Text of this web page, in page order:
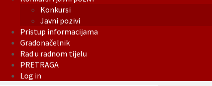
Konkursi
Javni pozivi
Pristup informacijama
Gradonačelnik
Rad u radnom tijelu
PRETRAGA
Log in